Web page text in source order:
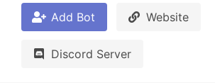
Add Bot Website
Discord Server